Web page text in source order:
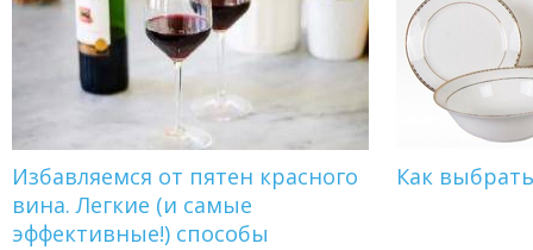
Избавляемся от пятен красного
вина. Легкие (и самые
эффективные!) способы
Как